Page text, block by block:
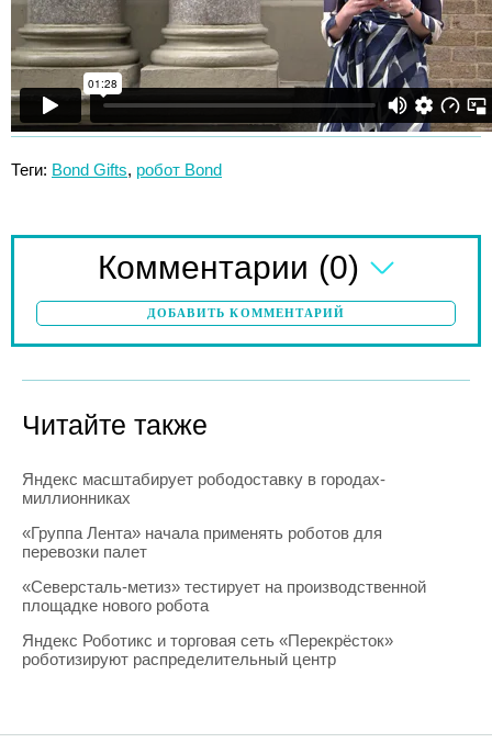
Теги: Bond Gifts, робот Bond
Комментарии (0)
ДОБАВИТЬ КОММЕНТАРИЙ
Читайте также
Яндекс масштабирует рободоставку в городах-
миллионниках
«Группа Лента» начала применять роботов для
перевозки палет
«Северсталь-метиз» тестирует на производственной
площадке нового робота
Яндекс Роботикс и торговая сеть «Перекрёсток»
роботизируют распределительный центр